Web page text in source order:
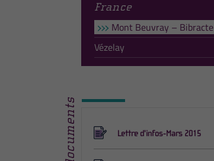
France
Mont Beuvray – Bibracte
Vézelay
Lettre d'infos-Mars 2015